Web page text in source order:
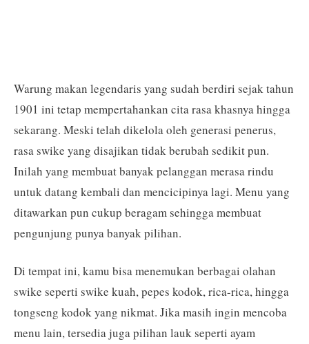
Warung makan legendaris yang sudah berdiri sejak tahun
1901 ini tetap mempertahankan cita rasa khasnya hingga
sekarang. Meski telah dikelola oleh generasi penerus,
rasa swike yang disajikan tidak berubah sedikit pun.
Inilah yang membuat banyak pelanggan merasa rindu
untuk datang kembali dan mencicipinya lagi. Menu yang
ditawarkan pun cukup beragam sehingga membuat
pengunjung punya banyak pilihan.
Di tempat ini, kamu bisa menemukan berbagai olahan
swike seperti swike kuah, pepes kodok, rica-rica, hingga
tongseng kodok yang nikmat. Jika masih ingin mencoba
menu lain, tersedia juga pilihan lauk seperti ayam